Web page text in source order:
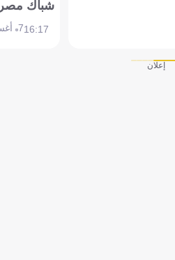
شباك
16:177 أغسطس 2026
إعلان